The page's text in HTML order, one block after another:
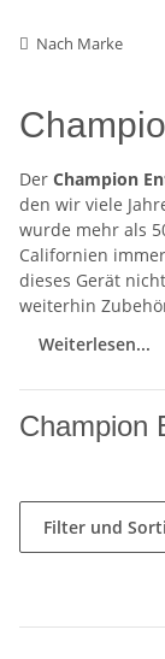
Nach Marke
Der Champion
den wir viele
wurde mehr als
Californien
dieses Gerät
weiterhin
Weiterlesen...
Champion
Filter und